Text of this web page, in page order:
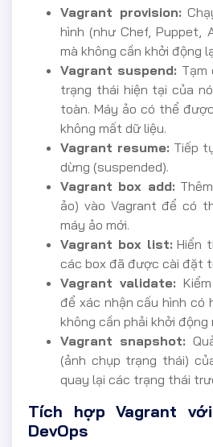
Vagrant provision:
hình (như Chef, Puppet,
mà không cần khởi động
Vagrant suspend: Tạm
trạng thái hiện tại của
toàn. Máy ảo có thể
không mất dữ liệu.
Vagrant resume: Tiếp
dừng (suspended).
Vagrant box add:
ảo) vào Vagrant để có
máy ảo mới.
Vagrant box list: Hiển
các box đã được cài đặt
Vagrant validate:
để xác nhận cấu hình có
không cần phải khởi động
Vagrant snapshot:
(ảnh chụp trạng thái)
quay lại các trạng thái
Tích hợp Vagrant
DevOps